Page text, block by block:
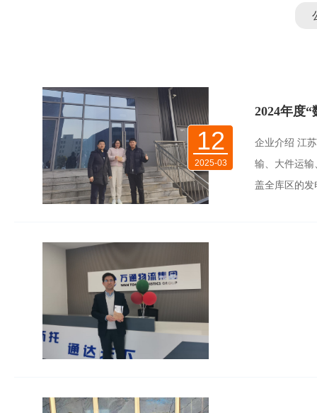
2024年度
企业介绍 江
输、大件运输
盖全库区的
12
2025-03